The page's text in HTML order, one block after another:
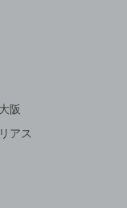
阪
アス